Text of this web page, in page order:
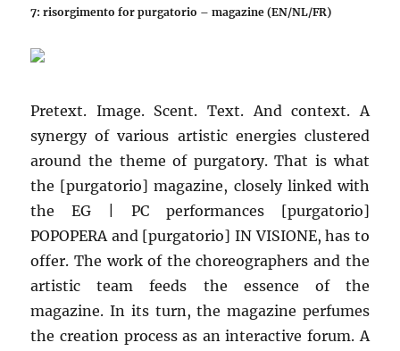
7: risorgimento for purgatorio – magazine (EN/NL/FR)
Pretext. Image. Scent. Text. And context. A
synergy of various artistic energies clustered
around the theme of purgatory. That is what
the [purgatorio] magazine, closely linked with
the EG | PC performances [purgatorio]
POPOPERA and [purgatorio] IN VISIONE, has to
offer. The work of the choreographers and the
artistic team feeds the essence of the
magazine. In its turn, the magazine perfumes
the creation process as an interactive forum. A